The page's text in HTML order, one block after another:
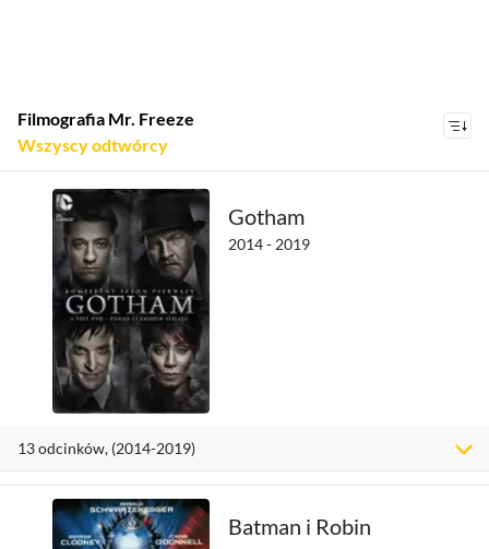
Filmografia Mr. Freeze
wszyscy odtwórcy
wszyscy odtwórcy
Alfred Molina
Schwarzenegger
Dolph Adomian
Donald Chang
Eli Wallach
George Sanders
Jacek Rozenek
John DiMaggio
Gotham
2014 - 2019
13 odcinków, (2014-2019)
Batman i Robin